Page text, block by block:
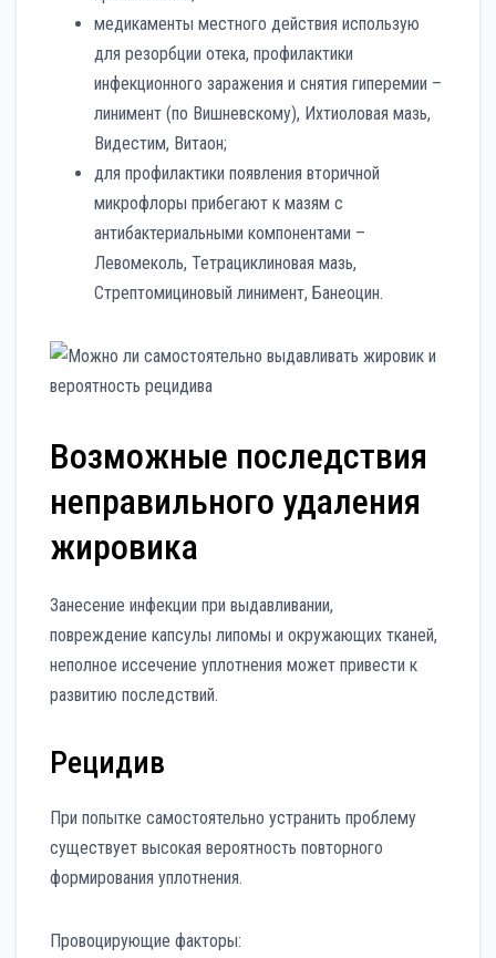
медикаменты местного действия использую
для резорбции отека, профилактики
инфекционного заражения и снятия гиперемии –
линимент (по Вишневскому), Ихтиоловая мазь,
Видестим, Витаон;
для профилактики появления вторичной
микрофлоры прибегают к мазям с
антибактериальными компонентами –
Левомеколь, Тетрациклиновая мазь,
Стрептомициновый линимент, Банеоцин.
Возможные последствия
неправильного удаления
жировика
Занесение инфекции при выдавливании,
повреждение капсулы липомы и окружающих тканей,
неполное иссечение уплотнения может привести к
развитию последствий.
Рецидив
При попытке самостоятельно устранить проблему
существует высокая вероятность повторного
формирования уплотнения.
Провоцирующие факторы: